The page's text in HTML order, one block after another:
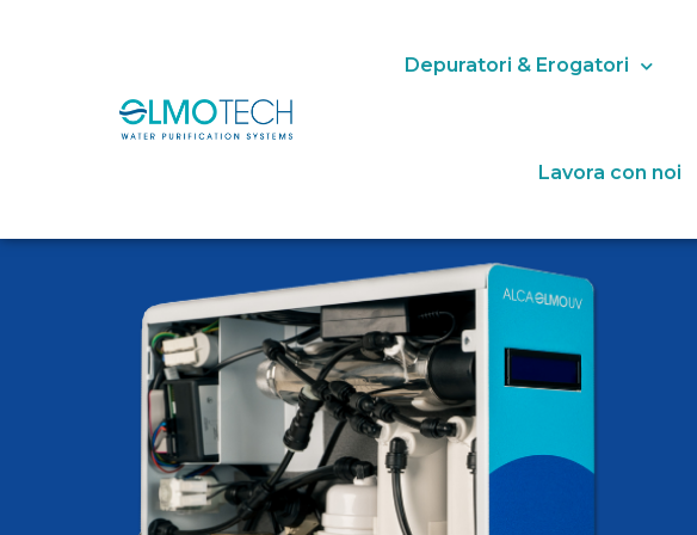
Depuratori & Erogatori
Lavora con noi